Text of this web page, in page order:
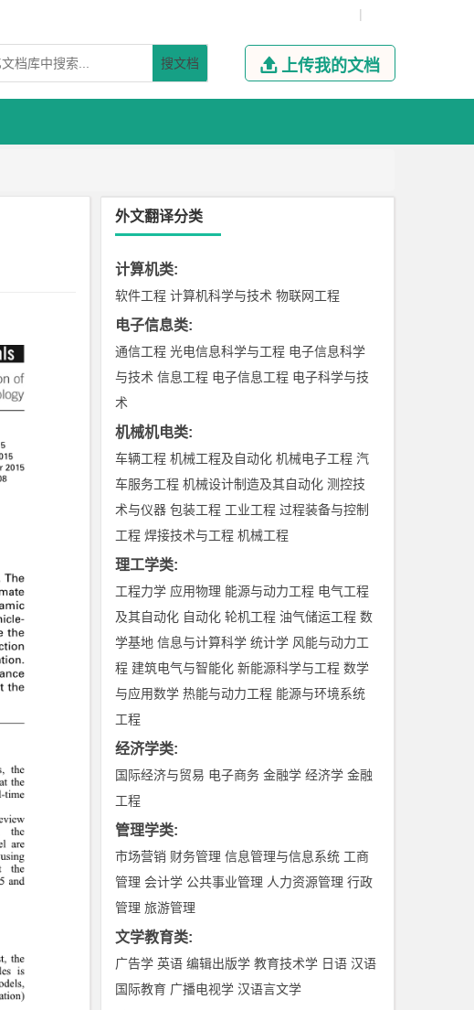
|
搜文档  上传我的文档
外文翻译分类
计算机类:
软件工程 计算机科学与技术 物联网工程
电子信息类:
通信工程 光电信息科学与工程 电子信息科学
与技术 信息工程 电子信息工程 电子科学与技
术
机械机电类:
车辆工程 机械工程及自动化 机械电子工程 汽
车服务工程 机械设计制造及其自动化 测控技
术与仪器 包装工程 工业工程 过程装备与控制
工程 焊接技术与工程 机械工程
理工学类:
工程力学 应用物理 能源与动力工程 电气工程
及其自动化 自动化 轮机工程 油气储运工程 数
学基地 信息与计算科学 统计学 风能与动力工
程 建筑电气与智能化 新能源科学与工程 数学
与应用数学 热能与动力工程 能源与环境系统
工程
经济学类:
国际经济与贸易 电子商务 金融学 经济学 金融
工程
管理学类:
市场营销 财务管理 信息管理与信息系统 工商
管理 会计学 公共事业管理 人力资源管理 行政
管理 旅游管理
文学教育类:
广告学 英语 编辑出版学 教育技术学 日语 汉语
国际教育 广播电视学 汉语言文学